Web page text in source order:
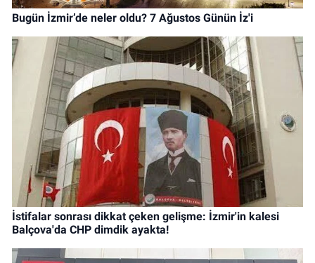
Bugün İzmir’de neler oldu? 7 Ağustos Günün İz'i
İstifalar sonrası dikkat çeken gelişme: İzmir'in kalesi
Balçova'da CHP dimdik ayakta!